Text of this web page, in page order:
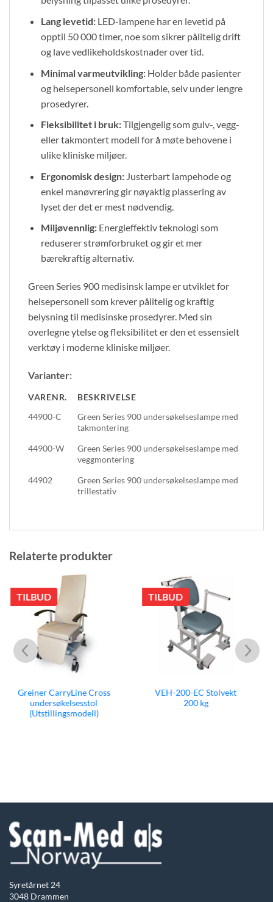
Lang levetid:LED-lampene har en levetid på
opptil 50 000 timer, noe som sikrer pålitelig drift
og lave vedlikeholdskostnader over tid.
Minimal varmeutvikling:Holder både pasienter
og helsepersonell komfortable, selv under lengre
prosedyrer.
Fleksibilitet i bruk:Tilgjengelig som gulv-, vegg-
eller takmontert modell for å møte behovene i
ulike kliniske miljøer.
Ergonomisk design:Justerbart lampehode og
enkel manøvrering gir nøyaktig plassering av
lyset der det er mest nødvendig.
Miljøvennlig:Energieffektiv teknologi som
reduserer strømforbruket og gir et mer
bærekraftig alternativ.
Green Series 900 medisinsk lampe er utviklet for
helsepersonell som krever pålitelig og kraftig
belysning til medisinske prosedyrer. Med sin
overlegne ytelse og fleksibilitet er den et essensielt
verktøy i moderne kliniske miljøer.
Varianter:
VARENR.
BESKRIVELSE
44900-C
Green Series 900 undersøkelseslampe med
takmontering
44900-W
Green Series 900 undersøkelseslampe med
veggmontering
44902
Green Series 900 undersøkelseslampe med
trillestativ
Relaterte produkter
TILBUD
VEH-200-EC Stolvekt
200 kg
KAMPANJE
KleenSpec 800 trådløst
belysningssystem til
Syretårnet 24
3048 Drammen